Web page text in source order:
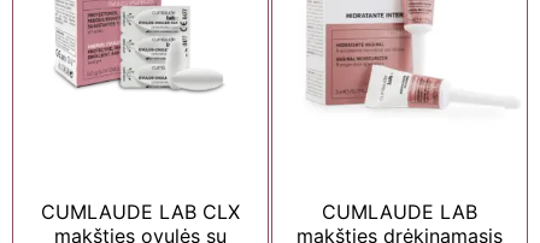
CUMLAUDE LAB CLX
makšties ovulės su
CUMLAUDE LAB
makšties drėkinamasis